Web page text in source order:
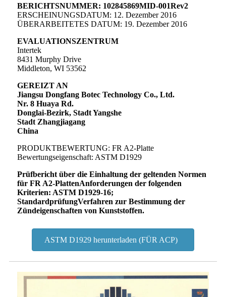
BERICHTSNUMMER: 102845869MID-001Rev2
ERSCHEINUNGSDATUM: 12. Dezember 2016
ÜBERARBEITETES DATUM: 19. Dezember 2016
EVALUATIONSZENTRUM
Intertek
8431 Murphy Drive
Middleton, WI 53562
GEREIZT AN
Jiangsu Dongfang Botec Technology Co., Ltd.
Nr. 8 Huaya Rd.
Donglai-Bezirk, Stadt Yangshe
Stadt Zhangjiagang
China
PRODUKTBEWERTUNG: FR A2-Platte
Bewertungseigenschaft: ASTM D1929
Prüfbericht über die Einhaltung der geltenden Normen
für FR A2-PlattenAnforderungen der folgenden
Kriterien: ASTM D1929-16;
StandardprüfungVerfahren zur Bestimmung der
Zündeigenschaften von Kunststoffen.
ASTM D1929 herunterladen (FÜR ACP)